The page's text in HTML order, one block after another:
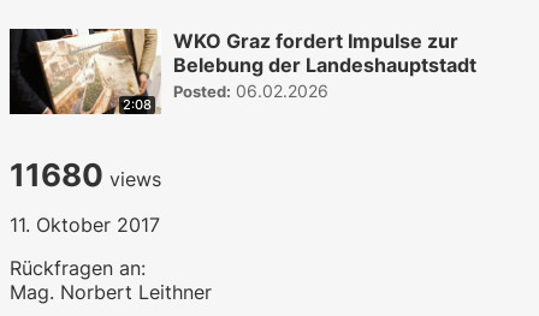
2:08
WKO Graz fordert Impulse zur
Belebung der Landeshauptstadt
Posted: 06.02.2026
11680 views
11. Oktober 2017
Rückfragen an:
Mag. Norbert Leithner